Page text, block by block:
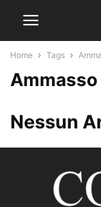
Home Tags
Nessun